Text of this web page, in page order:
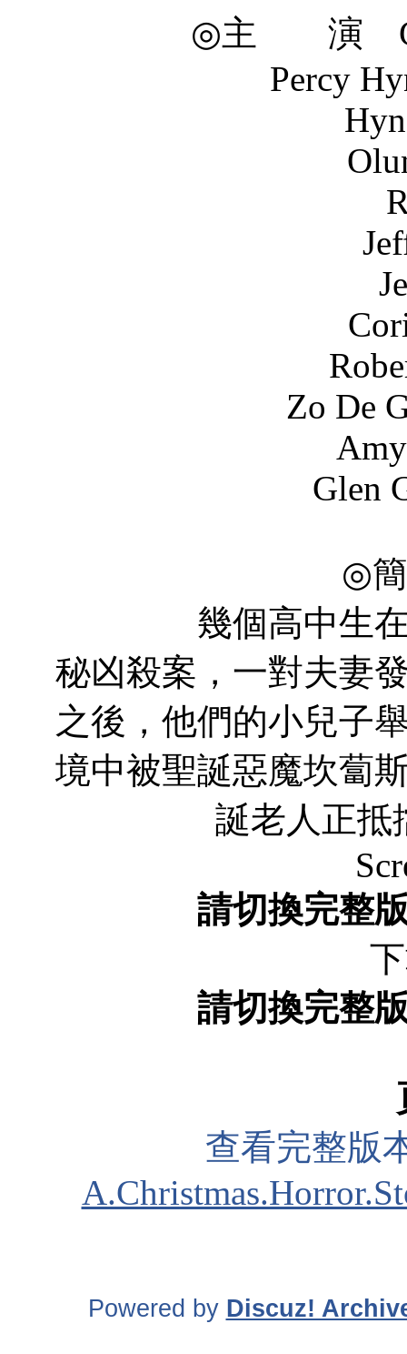
◎主 演
Percy Hynes
Olunik
Rob
Jeff
Jessica
Corinne
Robert
Zo De Grand
Amy
Glen Gaston
◎
幾個高中生在調
秘凶殺案，一對夫妻
之後，他們的小兒子
境中被聖誕惡魔坎蔔
誕老人正
請切換完整
請切換完整
查看完整版
Powered by Discuz!